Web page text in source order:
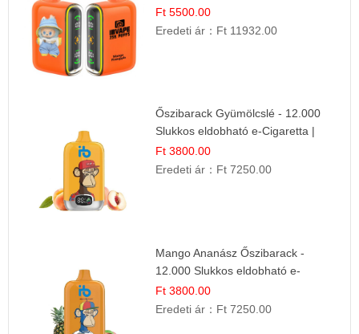
Ízélmény
Ft 5500.00
Eredeti ár： Ft 11932.00
Őszibarack Gyümölcslé - 12.000
Slukkos eldobható e-Cigaretta |
Friss Gyümölcs Íz
Ft 3800.00
Eredeti ár： Ft 7250.00
Mango Ananász Őszibarack -
12.000 Slukkos eldobható e-
Cigaretta
Ft 3800.00
Eredeti ár： Ft 7250.00